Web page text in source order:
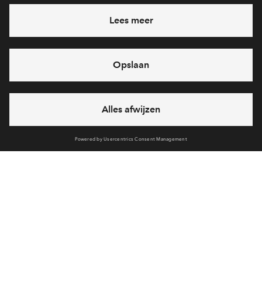
Interesse? Meld je dan snel aan
Heb je een vraag en wil je direct antwoord? Bel ons op
6 dagen per week beschikbaar (behalve tijdens